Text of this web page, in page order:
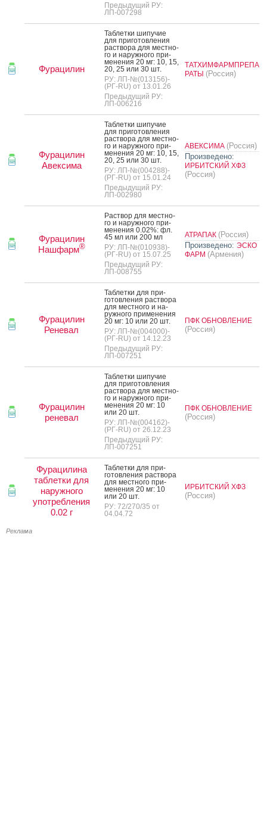
Предыдущий РУ:
ЛП-007298
Фурацилин
Таб­летки ши­пучие
для при­готов­ле­ния
рас­тво­ра для мес­тно­
го и на­руж­но­го при­
мене­ния 20 мг: 10, 15,
20, 25 или 30 шт.
РУ: ЛП-№(013156)-
(РГ-RU) от 13.01.26
Предыдущий РУ:
ЛП-006216
ТАТХИМФАРМПРЕПА
РАТЫ (Россия)
Фурацилин
Авексима
Таб­летки ши­пучие
для при­готов­ле­ния
рас­тво­ра для мес­тно­
го и на­руж­но­го при­
мене­ния 20 мг: 10, 15,
20, 25 или 30 шт.
РУ: ЛП-№(004288)-
(РГ-RU) от 15.01.24
Предыдущий РУ:
ЛП-002980
АВЕКСИМА (Россия)
Произведено:
ИРБИТСКИЙ ХФЗ
(Россия)
Фурацилин
Нашфарм®
Рас­твор для мес­тно­
го и на­руж­но­го при­
мене­ния 0.02%: фл.
45 мл или 200 мл
РУ: ЛП-№(010938)-
(РГ-RU) от 15.07.25
Предыдущий РУ:
ЛП-008755
АТРАПАК (Россия)
Произведено: ЭСКО
ФАРМ (Армения)
Фурацилин
Реневал
Таб­летки для при­
готов­ле­ния рас­тво­ра
для мес­тно­го и на­
руж­но­го при­мене­ния
20 мг: 10 или 20 шт.
РУ: ЛП-№(004000)-
(РГ-RU) от 14.12.23
Предыдущий РУ:
ЛП-007251
ПФК ОБНОВЛЕНИЕ
(Россия)
Фурацилин
реневал
Таб­летки ши­пучие
для при­готов­ле­ния
рас­тво­ра для мес­тно­
го и на­руж­но­го при­
мене­ния 20 мг: 10
или 20 шт.
РУ: ЛП-№(004162)-
(РГ-RU) от 26.12.23
Предыдущий РУ:
ЛП-007251
ПФК ОБНОВЛЕНИЕ
(Россия)
Фурацилина
таблетки для
наружного
употребления
0.02 г
Таб­летки для при­
готов­ле­ния рас­тво­ра
для мес­тно­го при­
мене­ния 20 мг: 10
или 20 шт.
РУ: 72/270/35 от
04.04.72
ИРБИТСКИЙ ХФЗ
(Россия)
Реклама